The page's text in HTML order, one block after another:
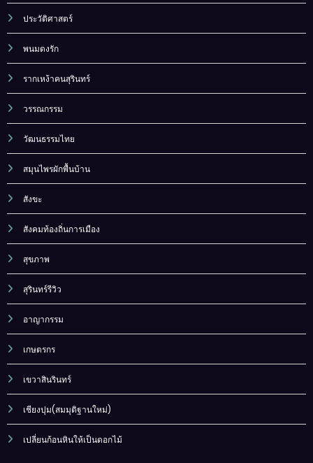
ประวัติศาสตร์
พนมดงรัก
รากเหง้าคนสุรินทร์
วรรณกรรม
วัฒนธรรมไทย
สมุนไพรผักพื้นบ้าน
สังขะ
สังคมท้องถิ่นการเมือง
สุขภาพ
สุรินทร์รีวิว
อาญากรรม
เกษตรกร
เขวาสินรินทร์
เชียงปุม(สมมุติฐานใหม่)
เปลี่ยนก้อนหินให้เป็นดอกไม้